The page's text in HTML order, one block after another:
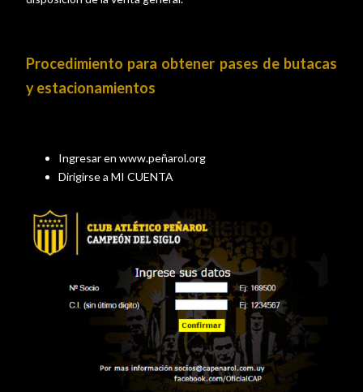
Procedimiento para obtener pases de butacas
y estacionamientos
Ingresar en www.peñarol.org
Dirigirse a MI CUENTA